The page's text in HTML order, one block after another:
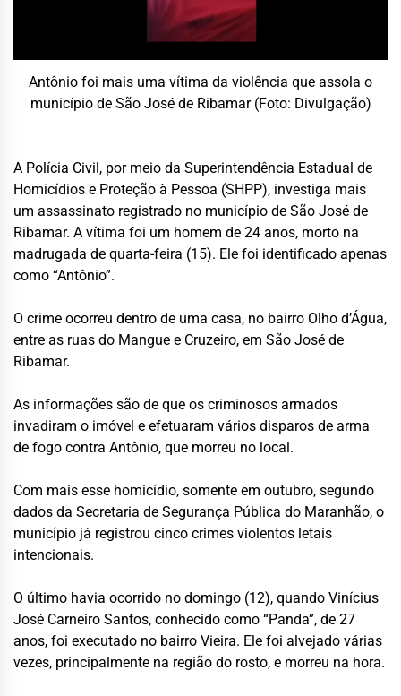
Antônio foi mais uma vítima da violência que assola o
município de São José de Ribamar (Foto: Divulgação)
A Polícia Civil, por meio da Superintendência Estadual de
Homicídios e Proteção à Pessoa (SHPP), investiga mais
um assassinato registrado no município de São José de
Ribamar. A vítima foi um homem de 24 anos, morto na
madrugada de quarta-feira (15). Ele foi identificado apenas
como “Antônio”.
O crime ocorreu dentro de uma casa, no bairro Olho d’Água,
entre as ruas do Mangue e Cruzeiro, em São José de
Ribamar.
As informações são de que os criminosos armados
invadiram o imóvel e efetuaram vários disparos de arma
de fogo contra Antônio, que morreu no local.
Com mais esse homicídio, somente em outubro, segundo
dados da Secretaria de Segurança Pública do Maranhão, o
município já registrou cinco crimes violentos letais
intencionais.
O último havia ocorrido no domingo (12), quando Vinícius
José Carneiro Santos, conhecido como “Panda”, de 27
anos, foi executado no bairro Vieira. Ele foi alvejado várias
vezes, principalmente na região do rosto, e morreu na hora.